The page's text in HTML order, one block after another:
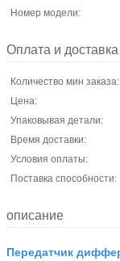
Номер модели:
Оплата и
Количество мин заказа:
Цена:
Упаковывая детали:
Время доставки:
Условия оплаты:
Поставка способности:
описание
Передатчик